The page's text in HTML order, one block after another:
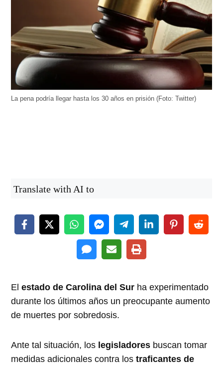
La pena podría llegar hasta los 30 años en prisión (Foto: Twitter)
Translate with AI to
Elestado de Carolina del Sur ha experimentado
durante los últimos años un preocupante aumento
de muertes por sobredosis.
Ante tal situación, los legisladores buscan tomar
medidas adicionales contra lostraficantes de